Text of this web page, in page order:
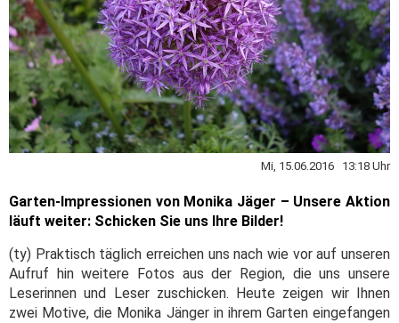
Mi, 15.06.2016 13:18 Uhr
Garten-Impressionen von Monika Jäger – Unsere Aktion
läuft weiter: Schicken Sie uns Ihre Bilder!
(ty) Praktisch täglich erreichen uns nach wie vor auf unseren
Aufruf hin weitere Fotos aus der Region, die uns unsere
Leserinnen und Leser zuschicken. Heute zeigen wir Ihnen
zwei Motive, die Monika Jänger in ihrem Garten eingefangen